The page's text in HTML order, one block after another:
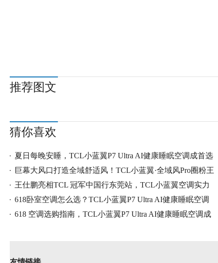
推荐图文
猜你喜欢
夏日每晚安睡，TCL小蓝翼P7 Ultra AI健康睡眠空调成首选
巨幕大风口打造全域舒适风！TCL小蓝翼·全域风Pro圈粉王
王仕鹏亮相TCL 冠军中国行东莞站，TCL小蓝翼空调实力
圈
618卧室空调怎么选？TCL小蓝翼P7 Ultra AI健康睡眠空调
凭实
618 空调选购指南，TCL小蓝翼P7 Ultra AI健康睡眠空调成